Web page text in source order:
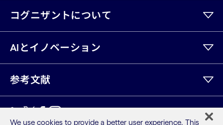
コグニザントについて
AIとイノベーション
参考文献
We use cookies to provide a better user experience. This